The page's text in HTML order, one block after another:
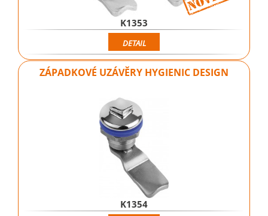
K1353
DETAIL
ZÁPADKOVÉ UZÁVĚRY HYGIENIC DESIGN
K1354